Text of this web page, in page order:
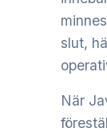
slut,
När